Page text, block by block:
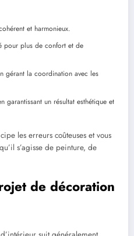
et harmonieux.
pour plus de confort et de
gérant la coordination avec les
garantissant un résultat esthétique et
les erreurs coûteuses et vous
s’agisse de peinture, de
de décoration